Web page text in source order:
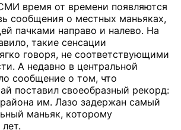
время от времени появляются
сообщения о местных маньяках,
пачками направо и налево. На
такие сенсации
говоря, не соответствующими
А недавно в центральной
сообщение о том, что
поставил своеобразный рекорд:
им. Лазо задержан самый
маньяк, которому